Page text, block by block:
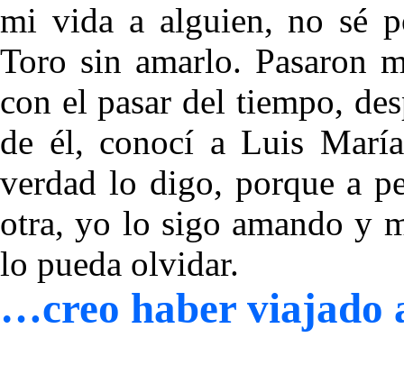
mi vida a alguien, no sé
Toro sin amarlo. Pasaron
con el pasar del tiempo,
de él, conocí a Luis
verdad lo digo, porque a
otra, yo lo sigo amando y
lo pueda olvidar.
…creo haber viajado